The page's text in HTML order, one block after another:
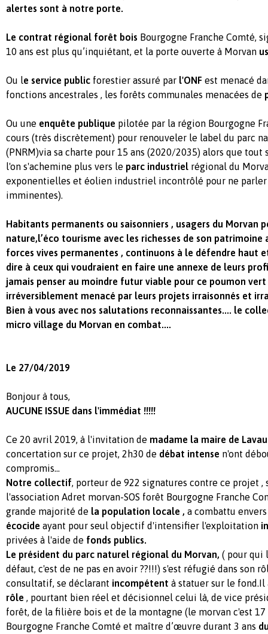
alertes sont à notre porte.
Le contrat régional forêt bois Bourgogne Franche Comté,
10 ans est plus qu’inquiétant, et la porte ouverte à Morvan
Ou le service public forestier assuré par l'ONF est menacé
fonctions ancestrales , les forêts communales menacées de
Ou une enquête publique pilotée par la région Bourgogne
cours (très discrètement) pour renouveler le label du parc
(PNRM)via sa charte pour 15 ans (2020/2035) alors que
l'on s'achemine plus vers le parc industriel régional du
exponentielles et éolien industriel incontrôlé pour ne parler
imminentes).
Habitants permanents ou saisonniers , usagers du Morvan
nature,l’éco tourisme avec les richesses de son patrimoine
forces vives permanentes , continuons à le défendre haut
dire à ceux qui voudraient en faire une annexe de leurs
jamais penser au moindre futur viable pour ce poumon
irréversiblement menacé par leurs projets irraisonnés et
Bien à vous avec nos salutations reconnaissantes.... le
micro village du Morvan en combat....
Le 27/04/2019
Bonjour à tous,
AUCUNE ISSUE dans l'immédiat !!!!!
Ce 20 avril 2019, à l'invitation de madame la maire de
concertation sur ce projet, 2h30 de débat intense n'ont
compromis...
Notre collectif, porteur de 922 signatures contre ce projet ,
l'association Adret morvan-SOS forêt Bourgogne Franche
grande majorité de la population locale , a combattu
écocide ayant pour seul objectif d'intensifier l'exploitation
privées à l'aide de fonds publics.
Le président du parc naturel régional du Morvan, ( pour qui
défaut, c'est de ne pas en avoir ??!!!) s'est réfugié dans son
consultatif, se déclarant incompétent à statuer sur le
rôle , pourtant bien réel et décisionnel celui là, de vice
forêt, de la filière bois et de la montagne (le morvan c'est
Bourgogne Franche Comté et maître d’œuvre durant 3 ans